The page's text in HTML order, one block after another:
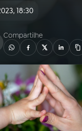
18:30
Compartilhe